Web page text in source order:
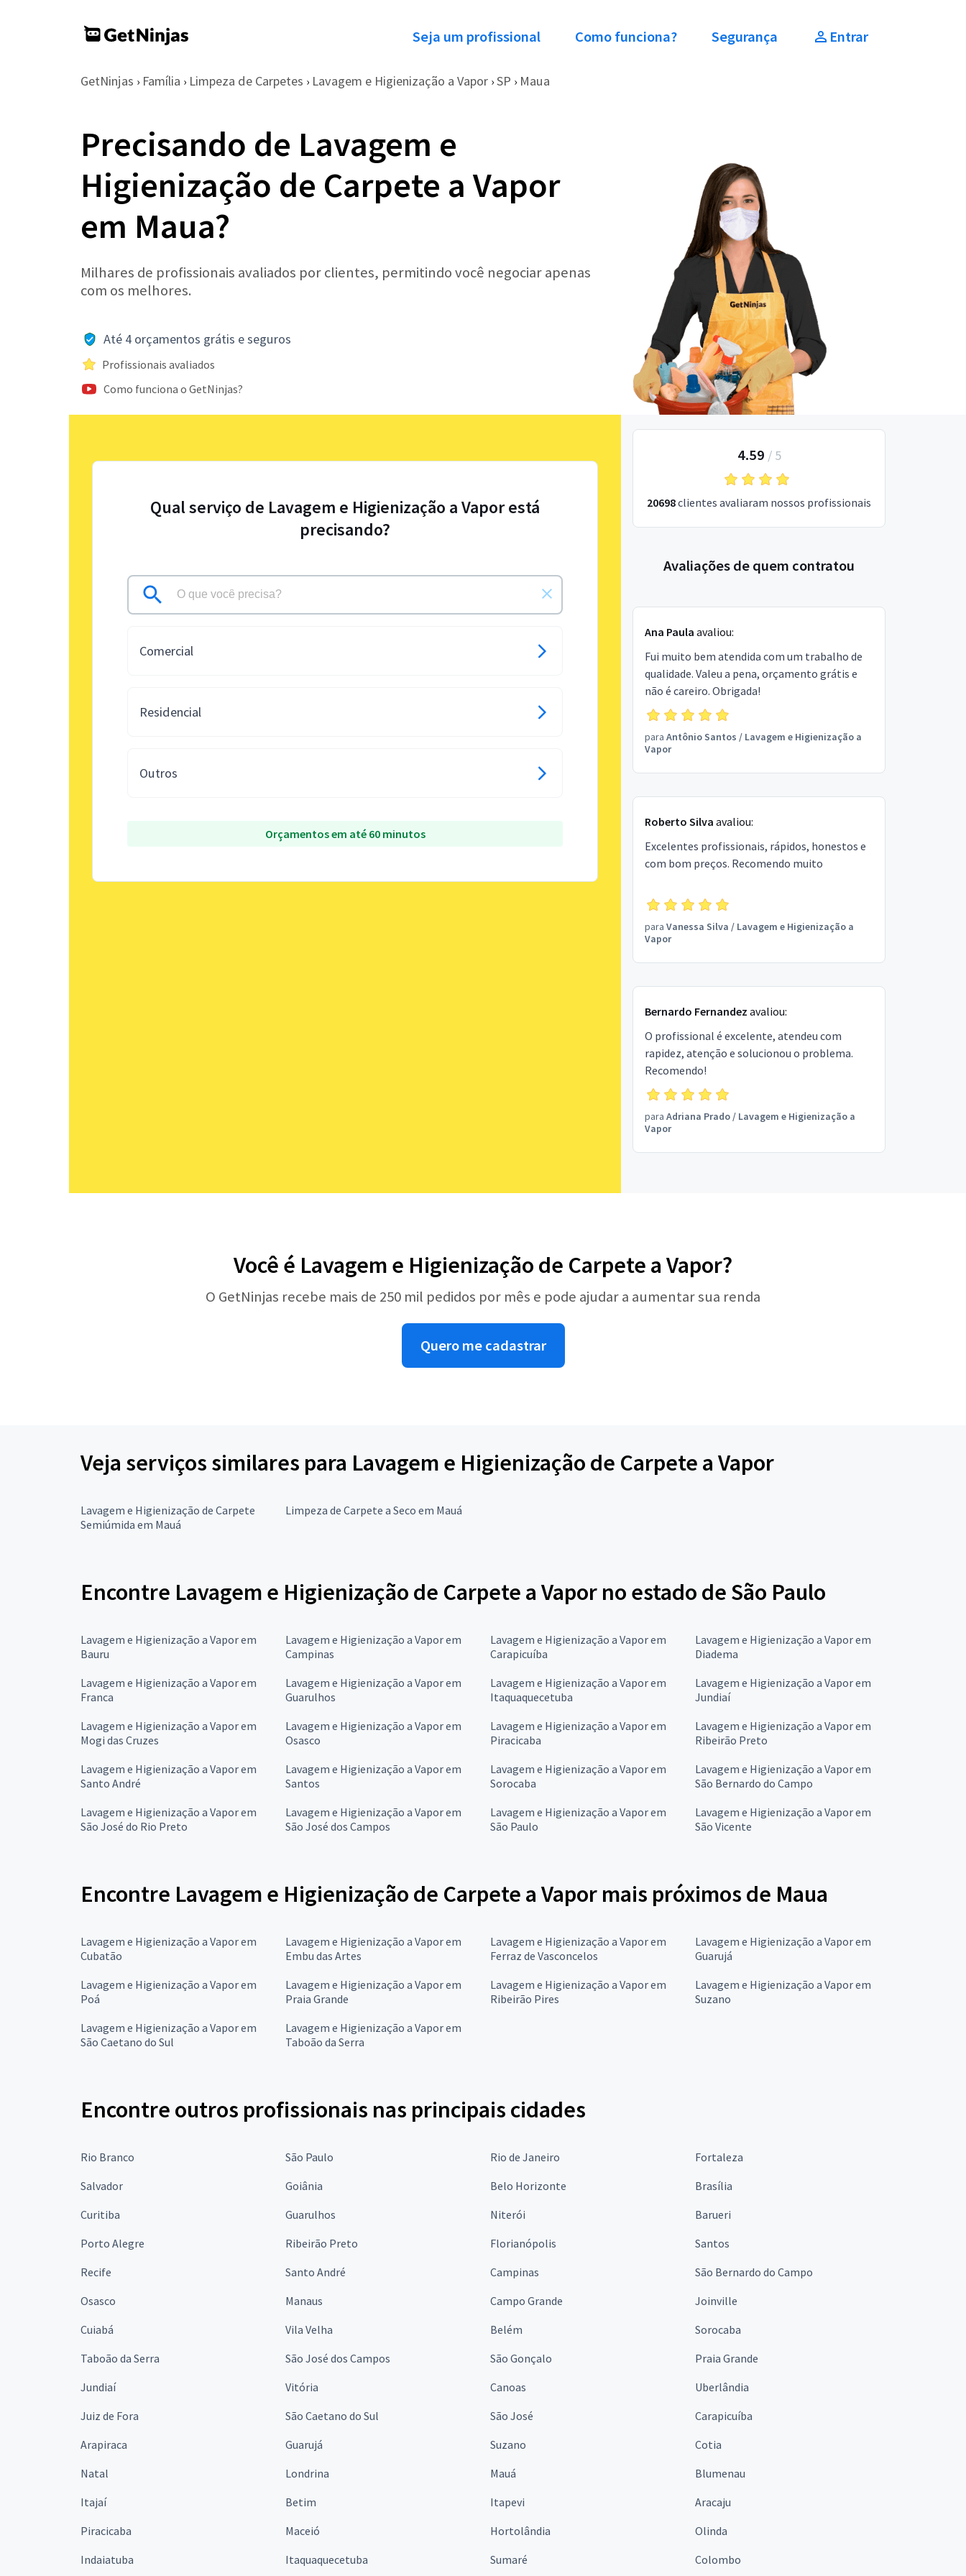
Seja um profissional Como funciona? Segurança Entrar
GetNinjas › Família › Limpeza de Carpetes › Lavagem e Higienização a Vapor › SP › Maua
Precisando de Lavagem e
Higienização de Carpete a Vapor
em Maua?
Milhares de profissionais avaliados por clientes, permitindo você negociar apenas
com os melhores.
Até 4 orçamentos grátis e seguros
Profissionais avaliados
Como funciona o GetNinjas?
Qual serviço de Lavagem e Higienização a Vapor está
precisando?
Comercial
Residencial
Outros
Orçamentos em até 60 minutos
4.59 / 5
20698clientes avaliaram nossos profissionais
Avaliações de quem contratou
Ana Paula avaliou:
Fui muito bem atendida com um trabalho de
qualidade. Valeu a pena, orçamento grátis e
não é careiro. Obrigada!
para Antônio Santos / Lavagem e Higienização a
Vapor
Roberto Silva avaliou:
Excelentes profissionais, rápidos, honestos e
com bom preços. Recomendo muito
para Vanessa Silva / Lavagem e Higienização a
Vapor
Bernardo Fernandez avaliou:
O profissional é excelente, atendeu com
rapidez, atenção e solucionou o problema.
Recomendo!
para Adriana Prado/ Lavagem e Higienização a
Vapor
Você é Lavagem e Higienização de Carpete a Vapor?
O GetNinjas recebe mais de 250 mil pedidos por mês e pode ajudar a aumentar sua renda
Quero me cadastrar
Veja serviços similares para Lavagem e Higienização de Carpete a Vapor
Lavagem e Higienização de Carpete
Semiúmida em Mauá
Limpeza de Carpete a Seco em Mauá
Encontre Lavagem e Higienização de Carpete a Vapor no estado de São Paulo
Lavagem e Higienização a Vapor em
Bauru
Lavagem e Higienização a Vapor em
Campinas
Lavagem e Higienização a Vapor em
Carapicuíba
Lavagem e Higienização a Vapor em
Diadema
Lavagem e Higienização a Vapor em
Franca
Lavagem e Higienização a Vapor em
Guarulhos
Lavagem e Higienização a Vapor em
Itaquaquecetuba
Lavagem e Higienização a Vapor em
Jundiaí
Lavagem e Higienização a Vapor em
Mogi das Cruzes
Lavagem e Higienização a Vapor em
Osasco
Lavagem e Higienização a Vapor em
Piracicaba
Lavagem e Higienização a Vapor em
Ribeirão Preto
Lavagem e Higienização a Vapor em
Santo André
Lavagem e Higienização a Vapor em
Santos
Lavagem e Higienização a Vapor em
Sorocaba
Lavagem e Higienização a Vapor em
São Bernardo do Campo
Lavagem e Higienização a Vapor em
São José do Rio Preto
Lavagem e Higienização a Vapor em
São José dos Campos
Lavagem e Higienização a Vapor em
São Paulo
Lavagem e Higienização a Vapor em
São Vicente
Encontre Lavagem e Higienização de Carpete a Vapor mais próximos de Maua
Lavagem e Higienização a Vapor em
Cubatão
Lavagem e Higienização a Vapor em
Embu das Artes
Lavagem e Higienização a Vapor em
Ferraz de Vasconcelos
Lavagem e Higienização a Vapor em
Guarujá
Lavagem e Higienização a Vapor em
Poá
Lavagem e Higienização a Vapor em
Praia Grande
Lavagem e Higienização a Vapor em
Ribeirão Pires
Lavagem e Higienização a Vapor em
Suzano
Lavagem e Higienização a Vapor em
São Caetano do Sul
Lavagem e Higienização a Vapor em
Taboão da Serra
Encontre outros profissionais nas principais cidades
Rio Branco São Paulo Rio de Janeiro
Fortaleza
Salvador
Goiânia Belo Horizonte
Brasília
Curitiba
Guarulhos Niterói
Barueri
Porto Alegre
Ribeirão Preto Florianópolis
Santos
Recife
Santo André Campinas
São Bernardo do Campo
Osasco
Manaus Campo Grande
Joinville
Cuiabá
Vila Velha Belém
Sorocaba
Taboão da Serra
São José dos Campos São Gonçalo
Praia Grande
Jundiaí
Vitória Canoas
Uberlândia
Juiz de Fora
São Caetano do Sul São José
Carapicuíba
Arapiraca
Guarujá Suzano
Cotia
Natal
Londrina Mauá
Blumenau
Itajaí
Betim Itapevi
Aracaju
Piracicaba
Maceió Hortolândia
Olinda
Indaiatuba
Itaquaquecetuba Sumaré Colombo